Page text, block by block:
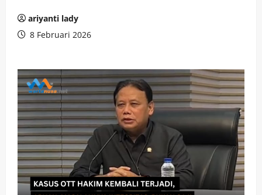
ariyanti lady
8 Februari 2026